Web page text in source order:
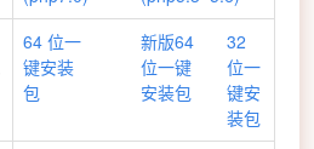
64 位一
键安装
包
新版64
位一键
安装包
32
位一
键安
装包